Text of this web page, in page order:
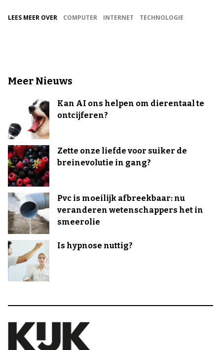
LEES MEER OVER COMPUTER INTERNET TECHNOLOGIE
Meer Nieuws
Kan AI ons helpen om dierentaal te
ontcijferen?
Zette onze liefde voor suiker de
breinevolutie in gang?
Pvc is moeilijk afbreekbaar: nu
veranderen wetenschappers het in
smeerolie
Is hypnose nuttig?